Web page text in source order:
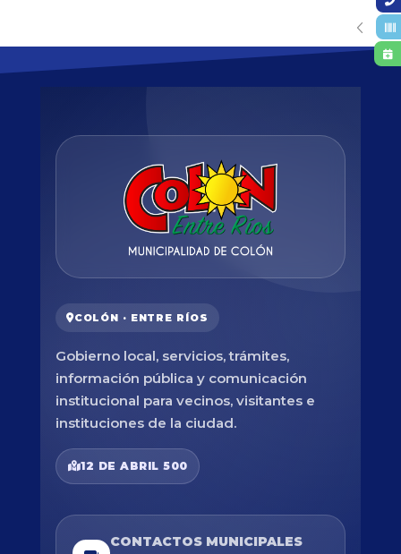
COLÓN · ENTRE RÍOS
Gobierno local, servicios, trámites,
información pública y comunicación
institucional para vecinos, visitantes e
instituciones de la ciudad.
12 DE ABRIL 500
CONTACTOS MUNICIPALES